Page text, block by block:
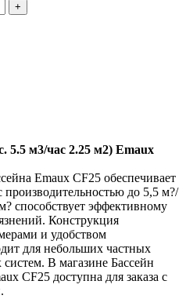
м3/час 2.25 м2) Emaux
Emaux CF25 обеспечивает
до 5,5 м?/
способствует эффективному
Конструкция
и удобством
для небольших частных
В магазине Бассейн
CF25 доступна для заказа с